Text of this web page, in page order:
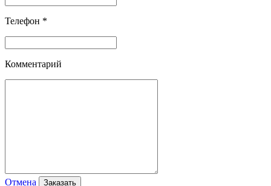
Телефон *
Комментарий
Отмена